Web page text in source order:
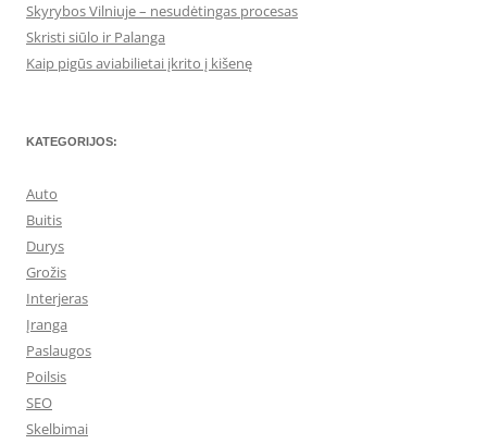
Skyrybos Vilniuje – nesudėtingas procesas
Skristi siūlo ir Palanga
Kaip pigūs aviabilietai įkrito į kišenę
KATEGORIJOS:
Auto
Buitis
Durys
Grožis
Interjeras
Įranga
Paslaugos
Poilsis
SEO
Skelbimai